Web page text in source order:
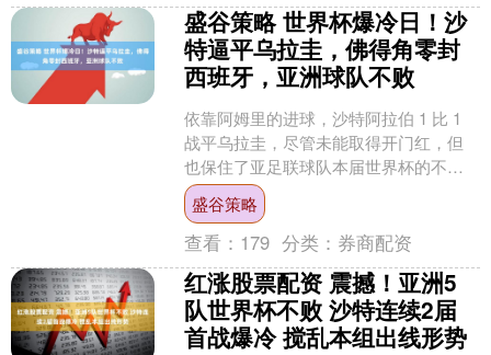
盛谷策略 世界杯爆冷日！沙
特逼平乌拉圭，佛得角零封
西班牙，亚洲球队不败
依靠阿姆里的进球，沙特阿拉伯 1 比 1
战平乌拉圭，尽管未能取得开门红，但
也保住了亚足联球队本届世界杯的不败
纪录。 沙特堪称爆冷专家，1994 年世界
杯，首次....
盛谷策略
查看： 179 分类： 券商配资
红涨股票配资 震撼！亚洲5
队世界杯不败 沙特连续2届
首战爆冷 搅乱本组出线形势